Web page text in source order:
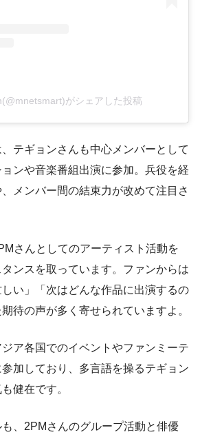
がシェアした投稿
テギョンさんも中心メンバーとして
ンや音楽番組出演に参加。兵役を経
メンバー間の結束力が改めて注目さ
さんとしてのアーティスト活動を
ンスを取っています。ファンからは
しい」「次はどんな作品に出演するの
待の声が多く寄せられていますよ。
ア各国でのイベントやファンミーテ
加しており、多言語を操るテギョン
健在です。
、2PMさんのグループ活動と俳優